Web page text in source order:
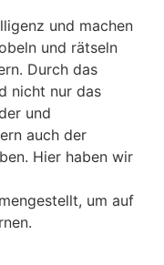
und machen
und rätseln
Durch das
nicht nur das
und
auch der
Hier haben wir
um auf